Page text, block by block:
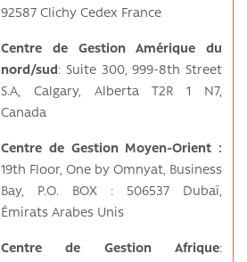
92587 Clichy Cedex France
Centre de Gestion Amérique du
nord/sud : Suite 300, 999-8th Street
S.A, Calgary, Alberta T2R 1 N7,
Canada
Centre de Gestion Moyen-Orient :
19th Floor, One by Omnyat, Business
Bay, P.O. BOX : 506537 Dubaï,
Émirats Arabes Unis
Centre de Gestion Afrique: